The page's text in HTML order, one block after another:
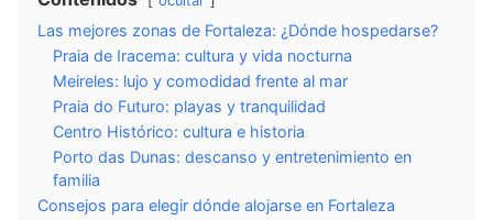
Las mejores zonas de Fortaleza: ¿Dónde hospedarse?
Praia de Iracema: cultura y vida nocturna
Meireles: lujo y comodidad frente al mar
Praia do Futuro: playas y tranquilidad
Centro Histórico: cultura e historia
Porto das Dunas: descanso y entretenimiento en
familia
Consejos para elegir dónde alojarse en Fortaleza